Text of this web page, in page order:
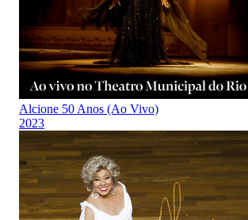
Alcione 50 Anos (Ao Vivo)
2023